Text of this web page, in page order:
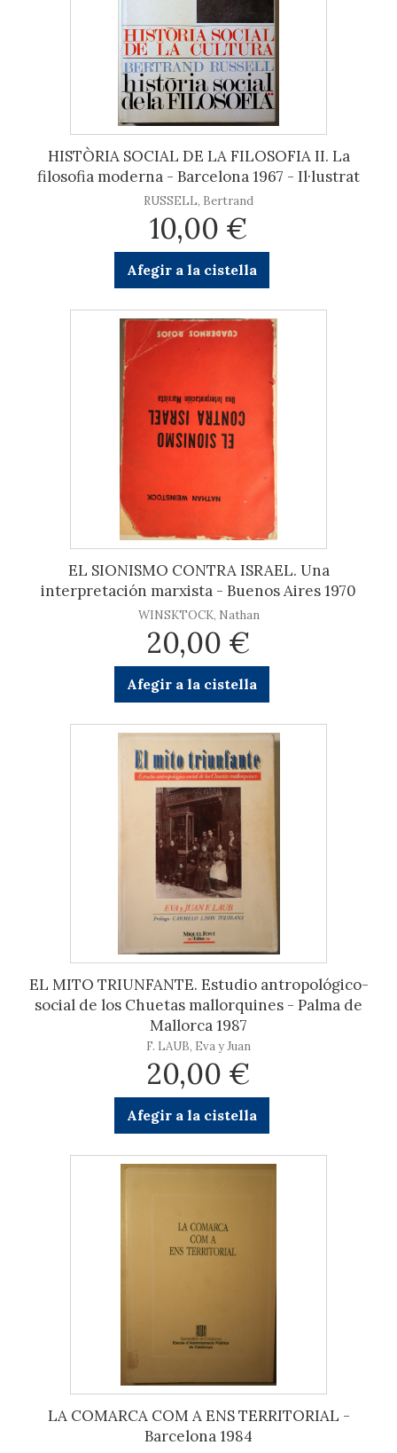
HISTÒRIA SOCIAL DE LA FILOSOFIA II. La
filosofia moderna - Barcelona 1967 - Il·lustrat
RUSSELL, Bertrand
10,00 €
Afegir a la cistella
EL SIONISMO CONTRA ISRAEL. Una
interpretación marxista - Buenos Aires 1970
WINSKTOCK, Nathan
20,00 €
Afegir a la cistella
EL MITO TRIUNFANTE. Estudio antropológico-
social de los Chuetas mallorquines - Palma de
Mallorca 1987
F. LAUB, Eva y Juan
20,00 €
Afegir a la cistella
LA COMARCA COM A ENS TERRITORIAL -
Barcelona 1984